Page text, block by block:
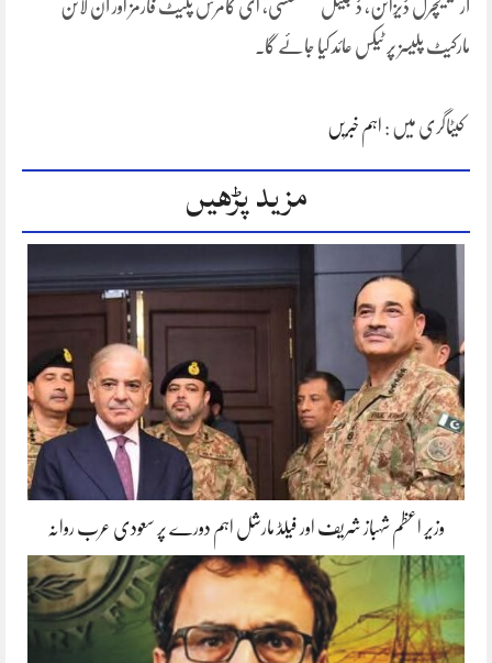
آرکیٹیکچرل ڈیزائن، ڈیجیٹل کنسلٹنسی، ای کامرس پلیٹ فارمز اور آن لائن
مارکیٹ پلیسز پر ٹیکس عائد کیا جائے گا۔
کیٹاگری میں : اہم خبریں
مزید پڑھیں
وزیر اعظم شہباز شریف اور فیلڈ مارشل اہم دورے پر سعودی عرب روانہ